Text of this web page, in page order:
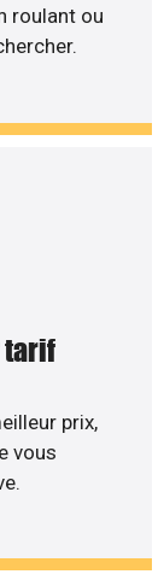
roulant ou
tarif
prix,
vous